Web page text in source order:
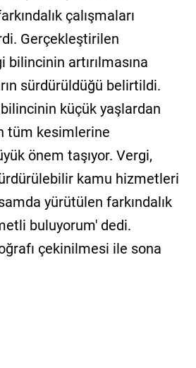
çalışmaları
Gerçekleştirilen
artırılmasına
sürdürüldüğü belirtildi.
küçük yaşlardan
tüm kesimlerine
önem taşıyor. Vergi,
kamu hizmetleri
yürütülen farkındalık
buluyorum' dedi.
çekinilmesi ile sona